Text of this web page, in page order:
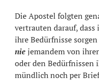
Die Apostel folgten
vertrauten darauf,
ihre Bedürfnisse
niejemandem von
oder den Bedürfnissen
mündlich noch per